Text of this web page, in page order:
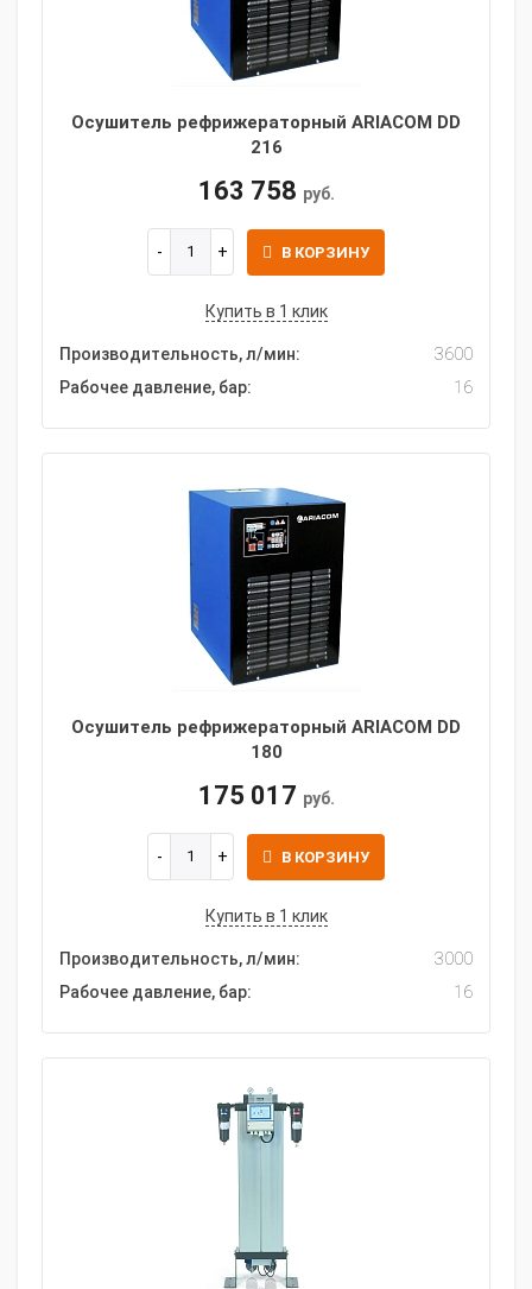
Осушитель рефрижераторный ARIACOM DD
216
163 758 руб.
В КОРЗИНУ
Купить в 1 клик
Производительность, л/мин:
3600
Рабочее давление, бар:
16
Осушитель рефрижераторный ARIACOM DD
180
175 017 руб.
В КОРЗИНУ
Купить в 1 клик
Производительность, л/мин:
3000
Рабочее давление, бар:
16